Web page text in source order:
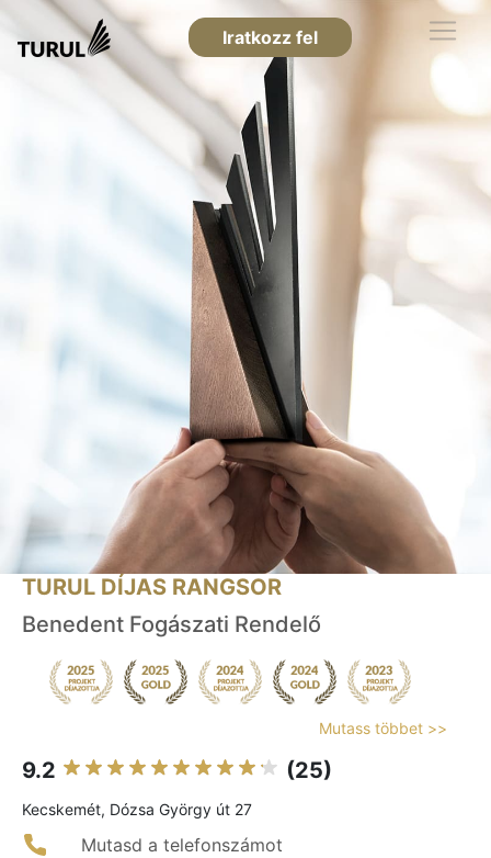
Iratkozz fel
TURUL DÍJAS RANGSOR
Benedent Fogászati Rendelő
Mutass többet >>
9.2 (25)
Kecskemét, Dózsa György út 27
Mutasd a telefonszámot